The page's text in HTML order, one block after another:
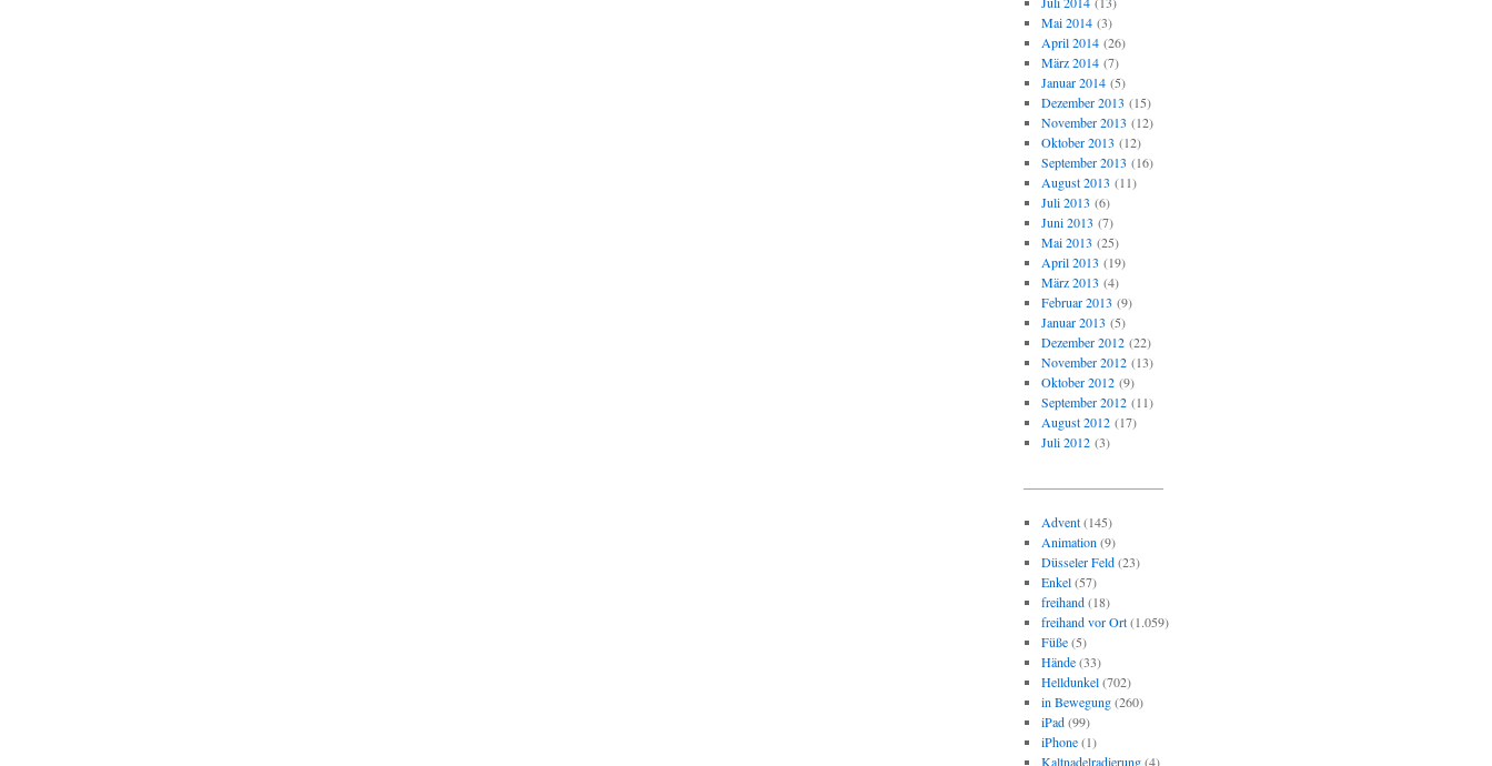
Mai 2014(3)
April 2014(26)
März 2014(7)
Januar 2014(5)
Dezember 2013 (15)
November 2013 (12)
Oktober 2013 (12)
September 2013 (16)
August 2013 (11)
Juli 2013 (6)
Juni 2013 (7)
Mai 2013 (25)
April 2013 (19)
März 2013 (4)
Februar 2013 (9)
Januar 2013 (5)
Dezember 2012(22)
November 2012(13)
Oktober 2012(9)
September 2012(11)
August 2012(17)
Juli 2012(3)
Advent(145)
Animation (9)
Düsseler Feld(23)
Enkel(57)
freihand(18)
freihand vor Ort(1.059)
Füße(5)
Hände(33)
Helldunkel(702)
in Bewegung(260)
iPad(99)
iPhone(1)
Kaltnadelradierung(4)